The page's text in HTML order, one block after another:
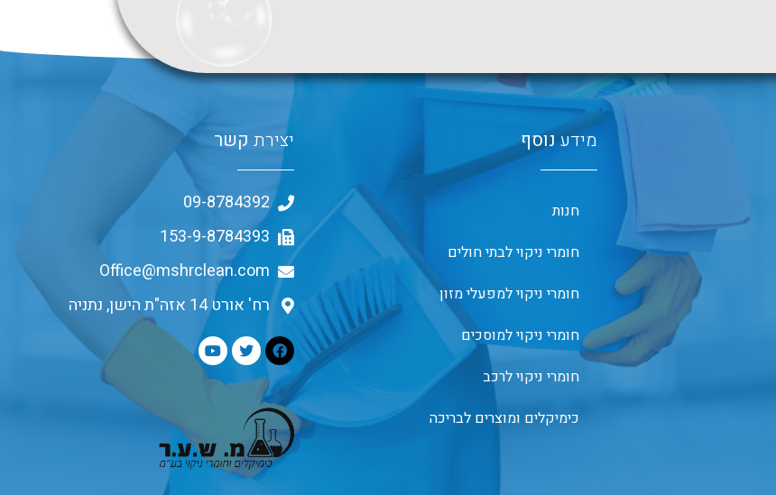
מידענוסף
חנות
חומרי ניקוי לבתי חולים
חומרי ניקוי למפעלי מזון
חומרי ניקוי למוסכים
חומרי ניקוי לרכב
כימיקלים ומוצרים לבריכה
יצירת קשר
09-8784392
153-9-8784393
Office@mshrclean.com
רח' אורט 14 אזה"ת הישן, נתניה